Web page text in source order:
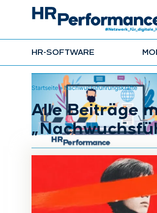
HR-SOFTWARE
Startseite»Nachwuchsführungskräfte
Alle Beiträge